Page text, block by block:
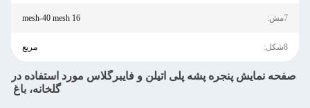
7مش: 16 mesh-40 mesh
8شکل: مربع
صفحه نمایش پنجره پشه پلی اتیلن و فایبرگلاس مورد استفاده در
گلخانه، باغ